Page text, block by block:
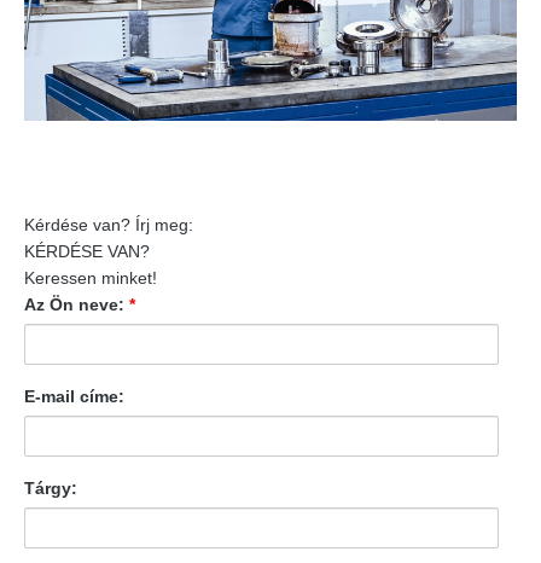
Kérdése van? Írj meg:
KÉRDÉSE VAN?
Keressen minket!
Az Ön neve: *
E-mail címe:
Tárgy: